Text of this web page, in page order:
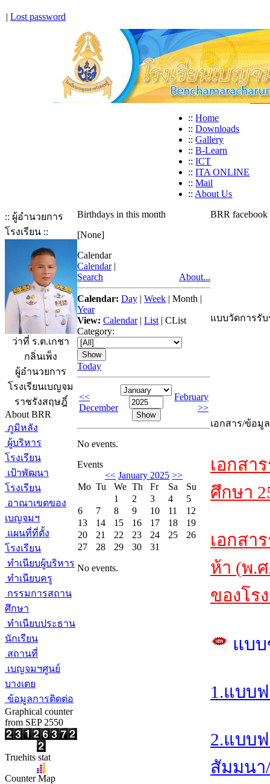
| Lost password
:: Home
:: Downloads
:: Gallery
:: B-Learn
:: ICT
:: ITA ONLINE
:: Mail
:: About Us
:: ผู้อำนวยการ
โรงเรียน ::
ว่าที่ ร.ต.เกชา
กลิ่นเพ็ง
ผู้อำนวยการ
โรงเรียนเบญจม
ราชรังสฤษฎิ์
About BRR
ภูมิหลัง
ผู้บริหาร
โรงเรียน
เป้าพัฒนา
โรงเรียน
อาณาเขตของ
เบญจมฯ
แผนที่ที่ตั้ง
โรงเรียน
ทำเนียบผู้บริหาร
ทำเนียบครู
กรรมการสถาน
ศึกษา
ทำเนียบประธาน
นักเรียน
สถานที่
เบญจมฯศูนย์
บางเตย
ข้อมูลการติดต่อ
Graphical counter
from SEP 2550
Truehits stat
Counter Map
Birthdays in this month
[None]
Calendar
Calendar |
Search
About...
Calendar: Day | Week | Month |
Year
View: Calendar| List | CList
Category:
Today
<<
December
February
>>
No events.
Events
<< January 2025 >>
Mo Tu We Th Fr Sa
Su
1
2 3 4
5
6
7 8 9 10 11
12
13
14 15 16 17 18
19
20
21 22 23 24 25
26
27
28 29 30 31
No events.
BRR facebook
แบบวัดการรั
เอกสาร/ข้อมูล
เอกสา
ศึกษา
เอกสา
ห้า (พ.
ของโร
แบ
1.แบบ
2.แบบ
สัมมนา